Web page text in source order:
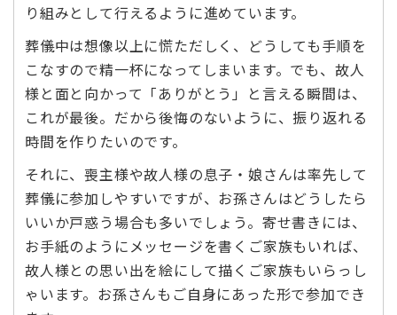
り組みとして行えるように進めています。
葬儀中は想像以上に慌ただしく、どうしても手順を
こなすので精一杯になってしまいます。でも、故人
様と面と向かって「ありがとう」と言える瞬間は、
これが最後。だから後悔のないように、振り返れる
時間を作りたいのです。
それに、喪主様や故人様の息子・娘さんは率先して
葬儀に参加しやすいですが、お孫さんはどうしたら
いいか戸惑う場合も多いでしょう。寄せ書きには、
お手紙のようにメッセージを書くご家族もいれば、
故人様との思い出を絵にして描くご家族もいらっし
ゃいます。お孫さんもご自身にあった形で参加でき